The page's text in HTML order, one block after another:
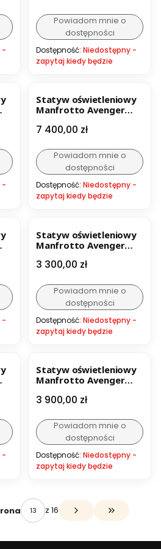
-
Powiadom mnie o
dostępności
Dostępność: Niedostępny -
zapytaj kiedy będzie
-
Statyw oświetleniowy
Manfrotto Avenger
stalowy
Cena
7 400,00 zł
Powiadom mnie o
dostępności
Dostępność: Niedostępny -
zapytaj kiedy będzie
-
Statyw oświetleniowy
Manfrotto Avenger
Cena
3 300,00 zł
Powiadom mnie o
dostępności
Dostępność: Niedostępny -
zapytaj kiedy będzie
-
Statyw oświetleniowy
Manfrotto Avenger
chromowany
Cena
3 900,00 zł
Powiadom mnie o
dostępności
Dostępność: Niedostępny -
zapytaj kiedy będzie
strony z produktami
z 16 Przejdź do